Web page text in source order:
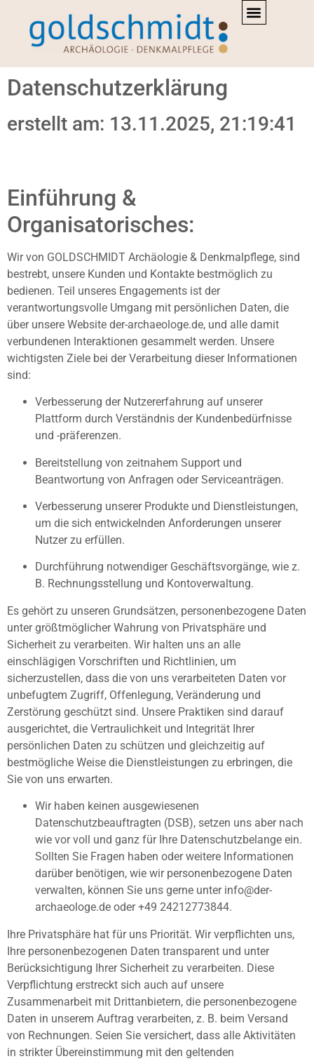
springenDatenschutz
Datenschutzerklärung
erstellt am: 13.11.2025, 21:19:41
Einführung &
Organisatorisches:
Wir von GOLDSCHMIDT Archäologie & Denkmalpflege, sind
bestrebt, unsere Kunden und Kontakte bestmöglich zu
bedienen. Teil unseres Engagements ist der
verantwortungsvolle Umgang mit persönlichen Daten, die
über unsere Website der-archaeologe.de, und alle damit
verbundenen Interaktionen gesammelt werden. Unsere
wichtigsten Ziele bei der Verarbeitung dieser Informationen
sind:
Verbesserung der Nutzererfahrung auf unserer
Plattform durch Verständnis der Kundenbedürfnisse
und -präferenzen.
Bereitstellung von zeitnahem Support und
Beantwortung von Anfragen oder Serviceanträgen.
Verbesserung unserer Produkte und Dienstleistungen,
um die sich entwickelnden Anforderungen unserer
Nutzer zu erfüllen.
Durchführung notwendiger Geschäftsvorgänge, wie z.
B. Rechnungsstellung und Kontoverwaltung.
Es gehört zu unseren Grundsätzen, personenbezogene Daten
unter größtmöglicher Wahrung von Privatsphäre und
Sicherheit zu verarbeiten. Wir halten uns an alle
einschlägigen Vorschriften und Richtlinien, um
sicherzustellen, dass die von uns verarbeiteten Daten vor
unbefugtem Zugriff, Offenlegung, Veränderung und
Zerstörung geschützt sind. Unsere Praktiken sind darauf
ausgerichtet, die Vertraulichkeit und Integrität Ihrer
persönlichen Daten zu schützen und gleichzeitig auf
bestmögliche Weise die Dienstleistungen zu erbringen, die
Sie von uns erwarten.
Wir haben keinen ausgewiesenen
Datenschutzbeauftragten (DSB), setzen uns aber nach
wie vor voll und ganz für Ihre Datenschutzbelange ein.
Sollten Sie Fragen haben oder weitere Informationen
darüber benötigen, wie wir personenbezogene Daten
verwalten, können Sie uns gerne unter info@der-
archaeologe.de oder +49 24212773844.
Ihre Privatsphäre hat für uns Priorität. Wir verpflichten uns,
Ihre personenbezogenen Daten transparent und unter
Berücksichtigung Ihrer Sicherheit zu verarbeiten. Diese
Verpflichtung erstreckt sich auch auf unsere
Zusammenarbeit mit Drittanbietern, die personenbezogene
Daten in unserem Auftrag verarbeiten, z. B. beim Versand
von Rechnungen. Seien Sie versichert, dass alle Aktivitäten
in strikter Übereinstimmung mit den geltenden